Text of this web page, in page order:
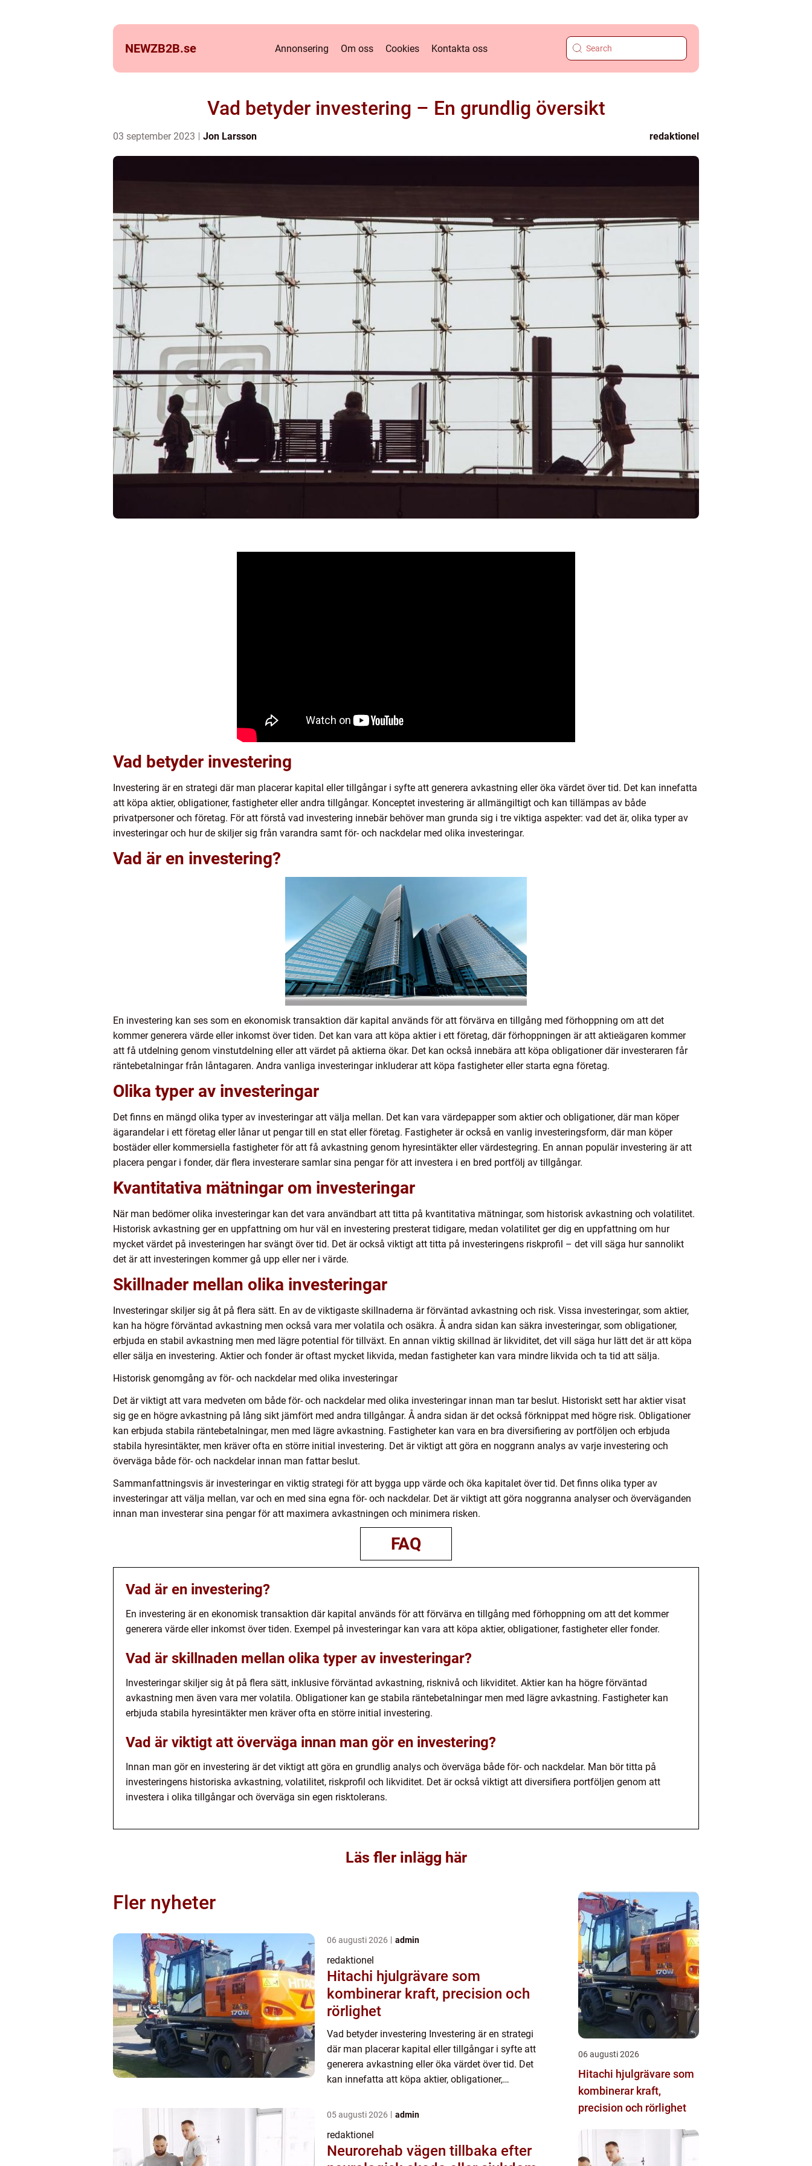
NEWZB2B.se Annonsering Om oss Cookies Kontakta oss
Vad betyder investering – En grundlig översikt
03 september 2023 Jon Larsson redaktionel
Vad betyder investering
Investering är en strategi där man placerar kapital eller tillgångar i syfte att generera avkastning eller öka värdet över tid. Det kan innefatta
att köpa aktier, obligationer, fastigheter eller andra tillgångar. Konceptet investering är allmängiltigt och kan tillämpas av både
privatpersoner och företag. För att förstå vad investering innebär behöver man grunda sig i tre viktiga aspekter: vad det är, olika typer av
investeringar och hur de skiljer sig från varandra samt för- och nackdelar med olika investeringar.
Vad är en investering?
En investering kan ses som en ekonomisk transaktion där kapital används för att förvärva en tillgång med förhoppning om att det
kommer generera värde eller inkomst över tiden. Det kan vara att köpa aktier i ett företag, där förhoppningen är att aktieägaren kommer
att få utdelning genom vinstutdelning eller att värdet på aktierna ökar. Det kan också innebära att köpa obligationer där investeraren får
räntebetalningar från låntagaren. Andra vanliga investeringar inkluderar att köpa fastigheter eller starta egna företag.
Olika typer av investeringar
Det finns en mängd olika typer av investeringar att välja mellan. Det kan vara värdepapper som aktier och obligationer, där man köper
ägarandelar i ett företag eller lånar ut pengar till en stat eller företag. Fastigheter är också en vanlig investeringsform, där man köper
bostäder eller kommersiella fastigheter för att få avkastning genom hyresintäkter eller värdestegring. En annan populär investering är att
placera pengar i fonder, där flera investerare samlar sina pengar för att investera i en bred portfölj av tillgångar.
Kvantitativa mätningar om investeringar
När man bedömer olika investeringar kan det vara användbart att titta på kvantitativa mätningar, som historisk avkastning och volatilitet.
Historisk avkastning ger en uppfattning om hur väl en investering presterat tidigare, medan volatilitet ger dig en uppfattning om hur
mycket värdet på investeringen har svängt över tid. Det är också viktigt att titta på investeringens riskprofil – det vill säga hur sannolikt
det är att investeringen kommer gå upp eller ner i värde.
Skillnader mellan olika investeringar
Investeringar skiljer sig åt på flera sätt. En av de viktigaste skillnaderna är förväntad avkastning och risk. Vissa investeringar, som aktier,
kan ha högre förväntad avkastning men också vara mer volatila och osäkra. Å andra sidan kan säkra investeringar, som obligationer,
erbjuda en stabil avkastning men med lägre potential för tillväxt. En annan viktig skillnad är likviditet, det vill säga hur lätt det är att köpa
eller sälja en investering. Aktier och fonder är oftast mycket likvida, medan fastigheter kan vara mindre likvida och ta tid att sälja.
Historisk genomgång av för- och nackdelar med olika investeringar
Det är viktigt att vara medveten om både för- och nackdelar med olika investeringar innan man tar beslut. Historiskt sett har aktier visat
sig ge en högre avkastning på lång sikt jämfört med andra tillgångar. Å andra sidan är det också förknippat med högre risk. Obligationer
kan erbjuda stabila räntebetalningar, men med lägre avkastning. Fastigheter kan vara en bra diversifiering av portföljen och erbjuda
stabila hyresintäkter, men kräver ofta en större initial investering. Det är viktigt att göra en noggrann analys av varje investering och
överväga både för- och nackdelar innan man fattar beslut.
Sammanfattningsvis är investeringar en viktig strategi för att bygga upp värde och öka kapitalet över tid. Det finns olika typer av
investeringar att välja mellan, var och en med sina egna för- och nackdelar. Det är viktigt att göra noggranna analyser och överväganden
innan man investerar sina pengar för att maximera avkastningen och minimera risken.
FAQ
Vad är en investering?
En investering är en ekonomisk transaktion där kapital används för att förvärva en tillgång med förhoppning om att det kommer
generera värde eller inkomst över tiden. Exempel på investeringar kan vara att köpa aktier, obligationer, fastigheter eller fonder.
Vad är skillnaden mellan olika typer av investeringar?
Investeringar skiljer sig åt på flera sätt, inklusive förväntad avkastning, risknivå och likviditet. Aktier kan ha högre förväntad
avkastning men även vara mer volatila. Obligationer kan ge stabila räntebetalningar men med lägre avkastning. Fastigheter kan
erbjuda stabila hyresintäkter men kräver ofta en större initial investering.
Vad är viktigt att överväga innan man gör en investering?
Innan man gör en investering är det viktigt att göra en grundlig analys och överväga både för- och nackdelar. Man bör titta på
investeringens historiska avkastning, volatilitet, riskprofil och likviditet. Det är också viktigt att diversifiera portföljen genom att
investera i olika tillgångar och överväga sin egen risktolerans.
Läs fler inlägg här
Fler nyheter
06 augusti 2026 admin
redaktionel
Hitachi hjulgrävare som
kombinerar kraft, precision och
rörlighet
Vad betyder investering Investering är en strategi
där man placerar kapital eller tillgångar i syfte att
generera avkastning eller öka värdet över tid. Det
kan innefatta att köpa aktier, obligationer,
05 augusti 2026 admin
redaktionel
Neurorehab vägen tillbaka efter
06 augusti 2026
Hitachi hjulgrävare som
kombinerar kraft,
precision och rörlighet